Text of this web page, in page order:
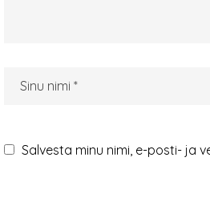
Salvesta minu nimi, e-posti- ja